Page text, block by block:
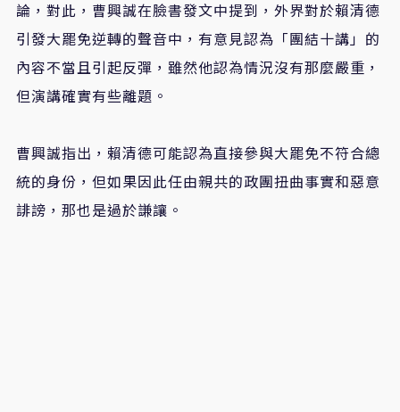
論，對此，曹興誠在臉書發文中提到，外界對於賴清德
引發大罷免逆轉的聲音中，有意見認為「團結十講」的
內容不當且引起反彈，雖然他認為情況沒有那麼嚴重，
但演講確實有些離題。
曹興誠指出，賴清德可能認為直接參與大罷免不符合總
統的身份，但如果因此任由親共的政團扭曲事實和惡意
誹謗，那也是過於謙讓。